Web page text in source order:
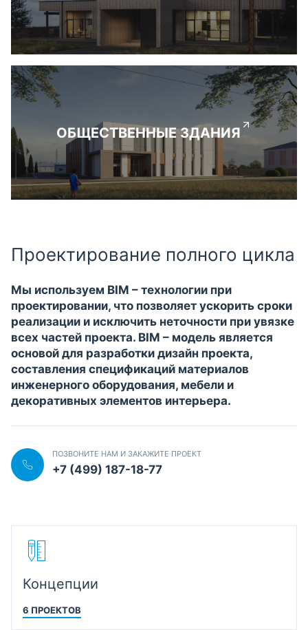
ОБЩЕСТВЕННЫЕ ЗДАНИЯ
Проектирование полного цикла
Мы используем BIM – технологии при
проектировании, что позволяет ускорить сроки
реализации и исключить неточности при увязке
всех частей проекта. BIM – модель является
основой для разработки дизайн проекта,
составления спецификаций материалов
инженерного оборудования, мебели и
декоративных элементов интерьера.
ПОЗВОНИТЕ НАМ И ЗАКАЖИТЕ ПРОЕКТ
+7 (499) 187-18-77
Концепции
6 ПРОЕКТОВ